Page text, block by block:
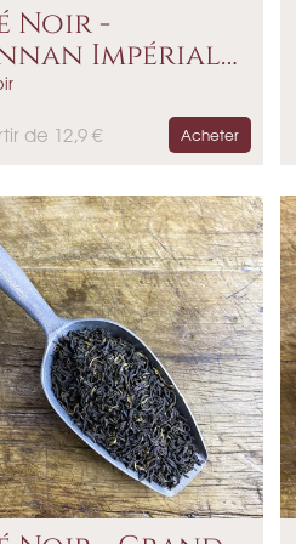
Noir -
Impérial
de 12,9 € Acheter